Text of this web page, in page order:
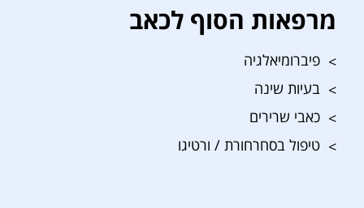
מרפאות הסוף לכאב
פיברומיאלגיה
בעיות שינה
כאבי שרירים
טיפול בסחרחורת / ורטיגו